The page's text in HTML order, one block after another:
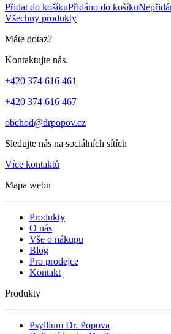
Přidat do košíkuPřidáno do košíku
Všechny produkty
Máte dotaz?
Kontaktujte nás.
+420 374 616 461
+420 374 616 467
obchod@drpopov.cz
Sledujte nás na sociálních sítích
Více kontaktů
Mapa webu
Produkty
O nás
Vše o nákupu
Blog
Pro prodejce
Kontakt
Produkty
Psyllium Dr. Popova